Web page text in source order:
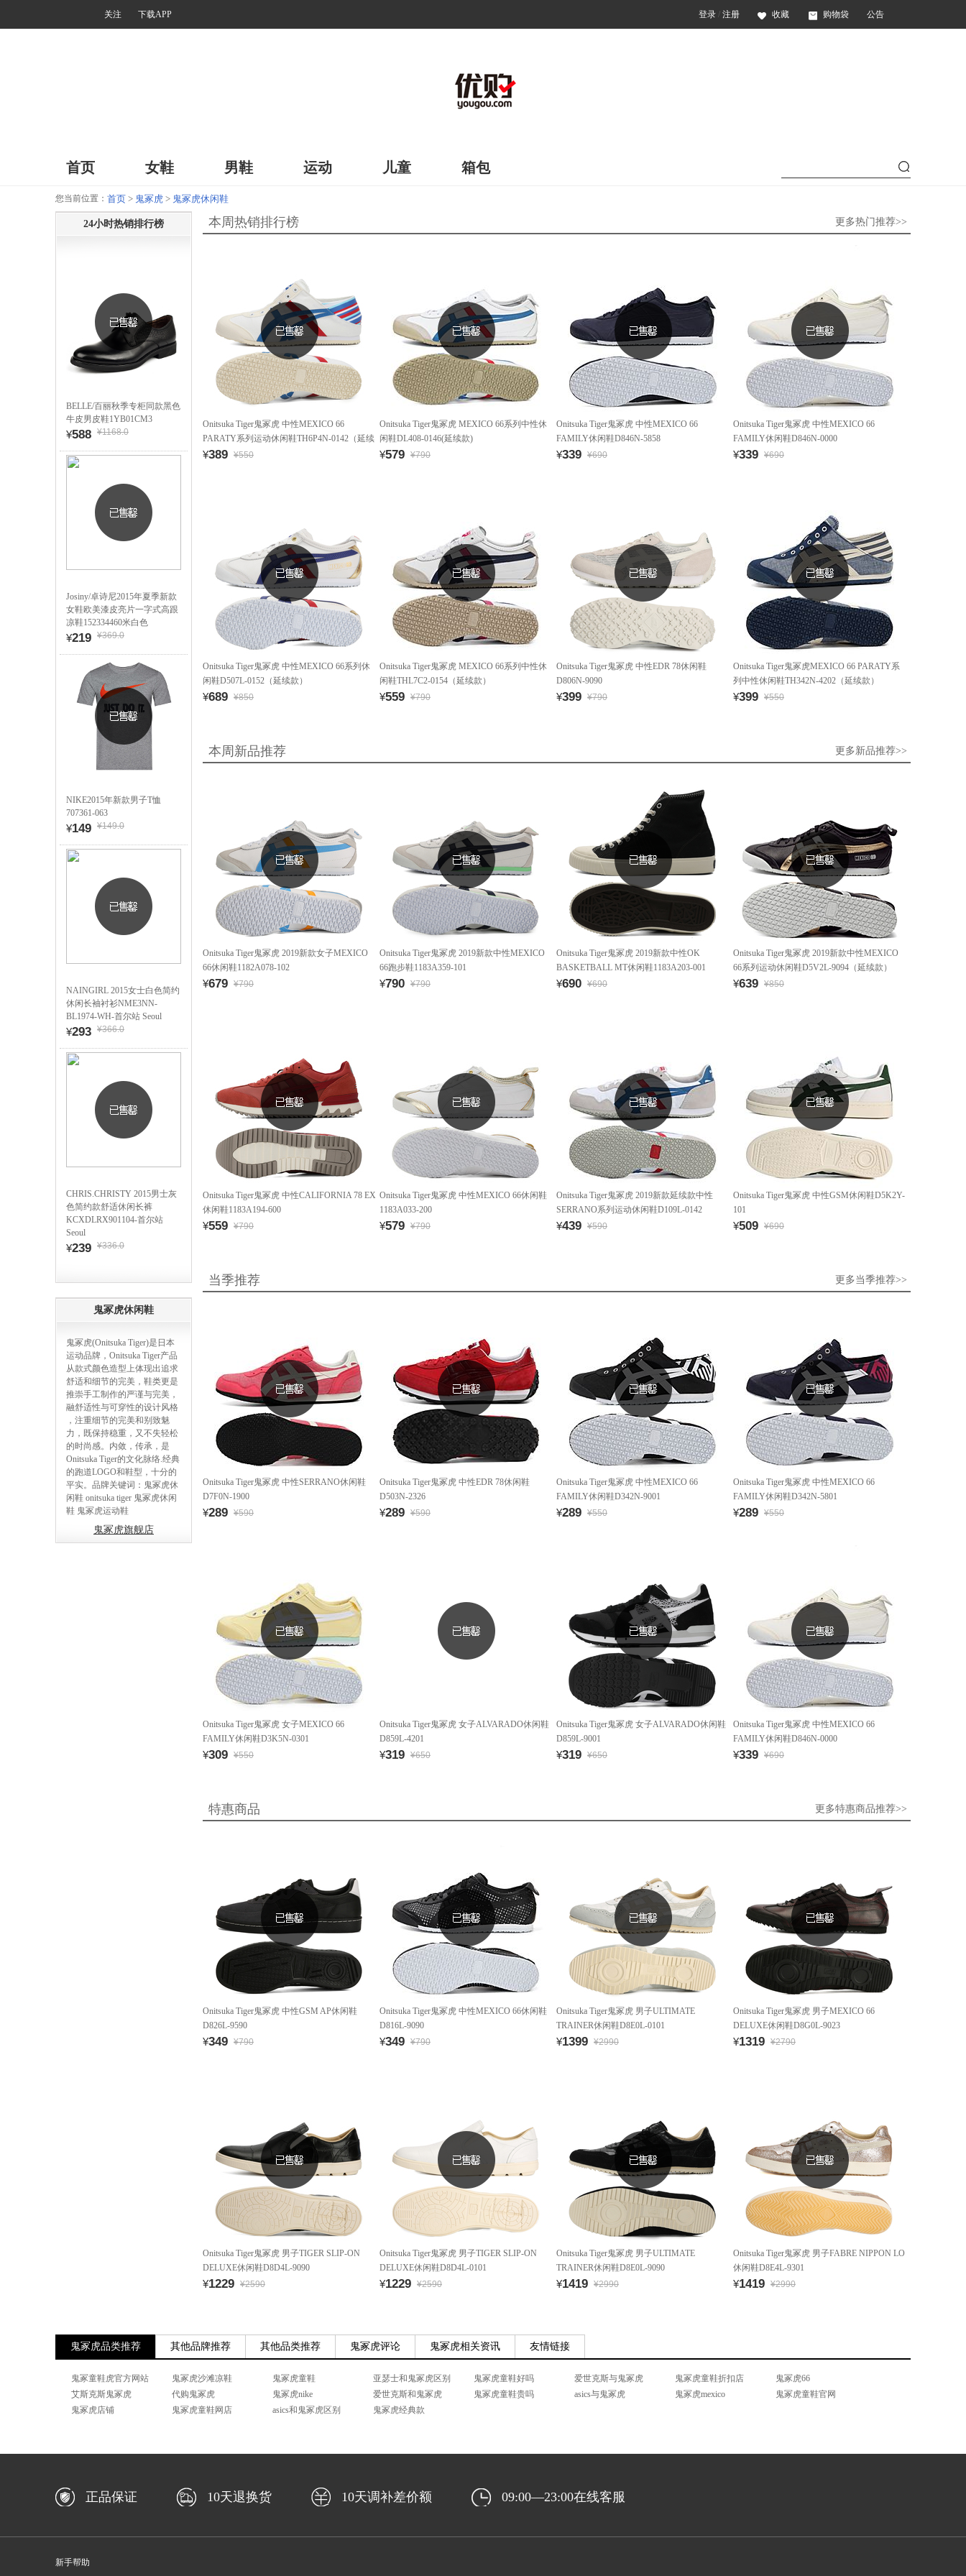
关注 下载APP 登录 / 注册 收藏 购物袋 公告
首页 女鞋 男鞋 运动 儿童 箱包
您当前位置： 首页 > 鬼冢虎 > 鬼冢虎休闲鞋
24小时热销排行榜
BELLE/百丽秋季专柜同款黑色
牛皮男皮鞋1YB01CM3
¥588 ¥1168.0
Josiny/卓诗尼2015年夏季新款
女鞋欧美漆皮亮片一字式高跟
凉鞋152334460米白色
¥219 ¥369.0
NIKE2015年新款男子T恤
707361-063
¥149 ¥149.0
NAINGIRL 2015女士白色简约
休闲长袖衬衫NME3NN-
BL1974-WH-首尔站 Seoul
¥293 ¥366.0
CHRIS.CHRISTY 2015男士灰
色简约款舒适休闲长裤
KCXDLRX901104-首尔站
Seoul
¥239 ¥336.0
鬼冢虎休闲鞋
鬼冢虎(Onitsuka Tiger)是日本
运动品牌，Onitsuka Tiger产品
从款式颜色造型上体现出追求
舒适和细节的完美，鞋类更是
推崇手工制作的严谨与完美，
融舒适性与可穿性的设计风格
，注重细节的完美和别致魅
力，既保持稳重，又不失轻松
的时尚感。内敛，传承，是
Onitsuka Tiger的文化脉络.经典
的跑道LOGO和鞋型，十分的
平实。品牌关键词：鬼冢虎休
闲鞋 onitsuka tiger 鬼冢虎休闲
鞋 鬼冢虎运动鞋
鬼冢虎旗舰店
本周热销排行榜 更多热门推荐>>
Onitsuka Tiger鬼冢虎 中性MEXICO 66
PARATY系列运动休闲鞋TH6P4N-0142（延续
款）
¥389 ¥550
Onitsuka Tiger鬼冢虎 MEXICO 66系列中性休
闲鞋DL408-0146(延续款)
¥579 ¥790
Onitsuka Tiger鬼冢虎 中性MEXICO 66
FAMILY休闲鞋D846N-5858
¥339 ¥690
Onitsuka Tiger鬼冢虎 中性MEXICO 66
FAMILY休闲鞋D846N-0000
¥339 ¥690
Onitsuka Tiger鬼冢虎 中性MEXICO 66系列休
闲鞋D507L-0152（延续款）
¥689 ¥850
Onitsuka Tiger鬼冢虎 MEXICO 66系列中性休
闲鞋THL7C2-0154（延续款）
¥559 ¥790
Onitsuka Tiger鬼冢虎 中性EDR 78休闲鞋
D806N-9090
¥399 ¥790
Onitsuka Tiger鬼冢虎MEXICO 66 PARATY系
列中性休闲鞋TH342N-4202（延续款）
¥399 ¥550
本周新品推荐 更多新品推荐>>
Onitsuka Tiger鬼冢虎 2019新款女子MEXICO
66休闲鞋1182A078-102
¥679 ¥790
Onitsuka Tiger鬼冢虎 2019新款中性MEXICO
66跑步鞋1183A359-101
¥790 ¥790
Onitsuka Tiger鬼冢虎 2019新款中性OK
BASKETBALL MT休闲鞋1183A203-001
¥690 ¥690
Onitsuka Tiger鬼冢虎 2019新款中性MEXICO
66系列运动休闲鞋D5V2L-9094（延续款）
¥639 ¥850
Onitsuka Tiger鬼冢虎 中性CALIFORNIA 78 EX
休闲鞋1183A194-600
¥559 ¥790
Onitsuka Tiger鬼冢虎 中性MEXICO 66休闲鞋
1183A033-200
¥579 ¥790
Onitsuka Tiger鬼冢虎 2019新款延续款中性
SERRANO系列运动休闲鞋D109L-0142
¥439 ¥590
Onitsuka Tiger鬼冢虎 中性GSM休闲鞋D5K2Y-
101
¥509 ¥690
当季推荐 更多当季推荐>>
Onitsuka Tiger鬼冢虎 中性SERRANO休闲鞋
D7F0N-1900
¥289 ¥590
Onitsuka Tiger鬼冢虎 中性EDR 78休闲鞋
D503N-2326
¥289 ¥590
Onitsuka Tiger鬼冢虎 中性MEXICO 66
FAMILY休闲鞋D342N-9001
¥289 ¥550
Onitsuka Tiger鬼冢虎 中性MEXICO 66
FAMILY休闲鞋D342N-5801
¥289 ¥550
Onitsuka Tiger鬼冢虎 女子MEXICO 66
FAMILY休闲鞋D3K5N-0301
¥309 ¥550
Onitsuka Tiger鬼冢虎 女子ALVARADO休闲鞋
D859L-4201
¥319 ¥650
Onitsuka Tiger鬼冢虎 女子ALVARADO休闲鞋
D859L-9001
¥319 ¥650
Onitsuka Tiger鬼冢虎 中性MEXICO 66
FAMILY休闲鞋D846N-0000
¥339 ¥690
特惠商品 更多特惠商品推荐>>
Onitsuka Tiger鬼冢虎 中性GSM AP休闲鞋
D826L-9590
¥349 ¥790
Onitsuka Tiger鬼冢虎 中性MEXICO 66休闲鞋
D816L-9090
¥349 ¥790
Onitsuka Tiger鬼冢虎 男子ULTIMATE
TRAINER休闲鞋D8E0L-0101
¥1399 ¥2990
Onitsuka Tiger鬼冢虎 男子MEXICO 66
DELUXE休闲鞋D8G0L-9023
¥1319 ¥2790
Onitsuka Tiger鬼冢虎 男子TIGER SLIP-ON
DELUXE休闲鞋D8D4L-9090
¥1229 ¥2590
Onitsuka Tiger鬼冢虎 男子TIGER SLIP-ON
DELUXE休闲鞋D8D4L-0101
¥1229 ¥2590
Onitsuka Tiger鬼冢虎 男子ULTIMATE
TRAINER休闲鞋D8E0L-9090
¥1419 ¥2990
Onitsuka Tiger鬼冢虎 男子FABRE NIPPON LO
休闲鞋D8E4L-9301
¥1419 ¥2990
鬼冢虎品类推荐 其他品牌推荐 其他品类推荐 鬼冢虎评论 鬼冢虎相关资讯 友情链接
鬼冢童鞋虎官方网站 鬼冢虎沙滩凉鞋 鬼冢虎童鞋 亚瑟士和鬼冢虎区别 鬼冢虎童鞋好吗 爱世克斯与鬼冢虎 鬼冢虎童鞋折扣店
鬼冢虎66
艾斯克斯鬼冢虎
代购鬼冢虎 鬼冢虎nike 爱世克斯和鬼冢虎 鬼冢虎童鞋贵吗 asics与鬼冢虎 鬼冢虎mexico
鬼冢虎童鞋官网
鬼冢虎店铺
鬼冢虎童鞋网店 asics和鬼冢虎区别 鬼冢虎经典款
正品保证 10天退换货 10天调补差价额 09:00—23:00在线客服
新手帮助